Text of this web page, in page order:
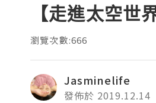
【走進太空
瀏覽次數:666
Jasminelife
發佈於 2019.12.14